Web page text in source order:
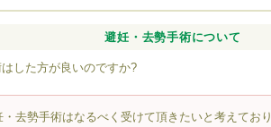
避妊・去勢手術について
した方が良いのですか?
・去勢手術はなるべく受けて頂きたいと考えてお